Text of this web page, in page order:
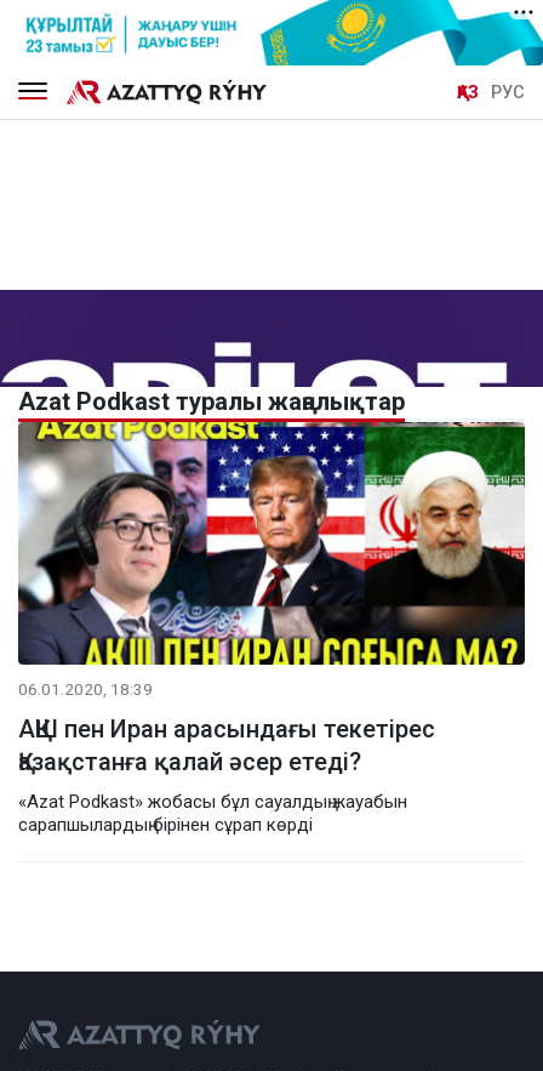
ҚАЗ РУС
Azat Podkast туралы жаңалықтар
06.01.2020, 18:39
АҚШ пен Иран арасындағы текетірес
Қазақстанға қалай әсер етеді?
«Azat Podkast» жобасы бұл сауалдың жауабын
сарапшылардың бірінен сұрап көрді